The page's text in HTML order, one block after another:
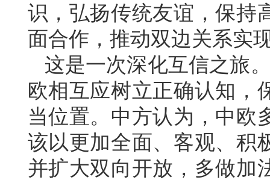
识，弘扬传统友谊，保持
面合作，推动双边关系实
这是一次深化互信之旅
欧相互应树立正确认知，
当位置。 中方认为，中欧
该以更加全面、客观、积
并扩大双向开放，多做加